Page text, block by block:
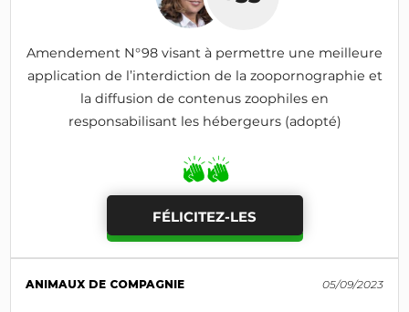
Amendement N°98 visant à permettre une meilleure
application de l’interdiction de la zoopornographie et
la diffusion de contenus zoophiles en
responsabilisant les hébergeurs (adopté)
FÉLICITEZ-LES
ANIMAUX DE COMPAGNIE 05/09/2023